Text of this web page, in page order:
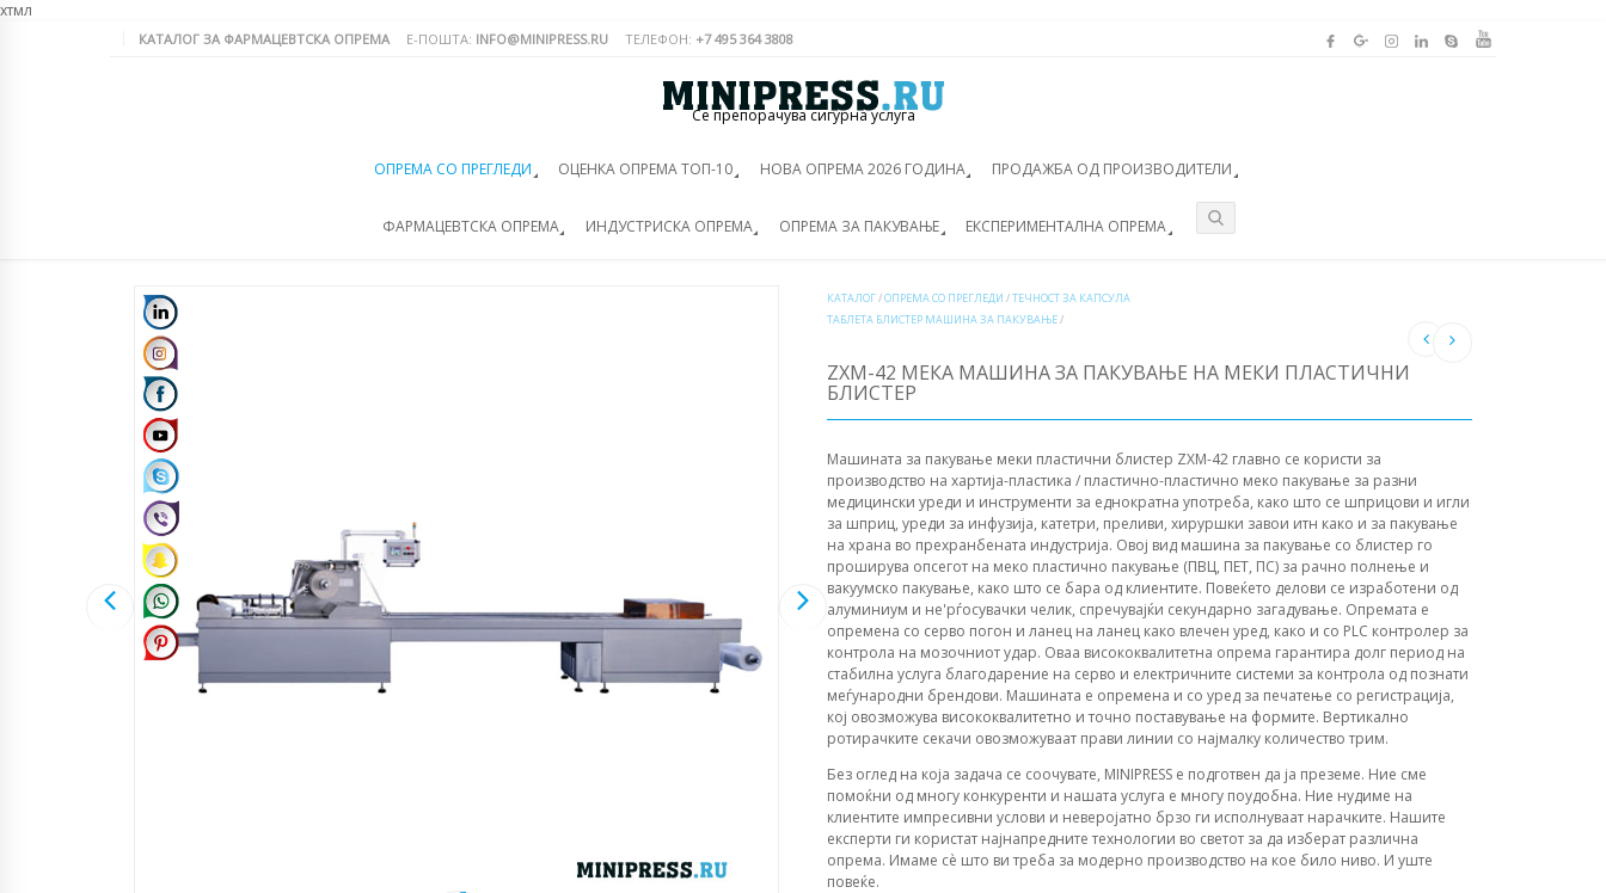
хтмл
КАТАЛОГ ЗА ФАРМАЦЕВТСКА ОПРЕМА Е-ПОШТА: INFO@MINIPRESS.RU ТЕЛЕФОН: +7 495 364 3808
Се препорачува сигурна услуга
ОПРЕМА СО ПРЕГЛЕДИ ОЦЕНКА ОПРЕМА ТОП-10 НОВА ОПРЕМА 2026 ГОДИНА ПРОДАЖБА ОД ПРОИЗВОДИТЕЛИ
ФАРМАЦЕВТСКА ОПРЕМА ИНДУСТРИСКА ОПРЕМА ОПРЕМА ЗА ПАКУВАЊЕ ЕКСПЕРИМЕНТАЛНА ОПРЕМА
КАТАЛОГ/ОПРЕМА СО ПРЕГЛЕДИ /ТЕЧНОСТ ЗА КАПСУЛА
ТАБЛЕТА БЛИСТЕР МАШИНА ЗА ПАКУВАЊЕ/
ZXM-42 МЕКА МАШИНА ЗА ПАКУВАЊЕ НА МЕКИ ПЛАСТИЧНИ
БЛИСТЕР
Машината за пакување меки пластични блистер ZXM-42 главно се користи за
производство на хартија-пластика / пластично-пластично меко пакување за разни
медицински уреди и инструменти за еднократна употреба, како што се шприцови и игли
за шприц, уреди за инфузија, катетри, преливи, хируршки завои итн како и за пакување
на храна во прехранбената индустрија. Овој вид машина за пакување со блистер го
проширува опсегот на меко пластично пакување (ПВЦ, ПЕТ, ПС) за рачно полнење и
вакуумско пакување, како што се бара од клиентите. Повеќето делови се изработени од
алуминиум и не'рѓосувачки челик, спречувајќи секундарно загадување. Опремата е
опремена со серво погон и ланец на ланец како влечен уред, како и со PLC контролер за
контрола на мозочниот удар. Оваа висококвалитетна опрема гарантира долг период на
стабилна услуга благодарение на серво и електричните системи за контрола од познати
меѓународни брендови. Машината е опремена и со уред за печатење со регистрација,
кој овозможува висококвалитетно и точно поставување на формите. Вертикално
ротирачките секачи овозможуваат прави линии со најмалку количество трим.
Без оглед на која задача се соочувате, MINIPRESS е подготвен да ја преземе. Ние сме
помоќни од многу конкуренти и нашата услуга е многу поудобна. Ние нудиме на
клиентите импресивни услови и неверојатно брзо ги исполнуваат нарачките. Нашите
експерти ги користат најнапредните технологии во светот за да изберат различна
опрема. Имаме сè што ви треба за модерно производство на кое било ниво. И уште
повеќе.